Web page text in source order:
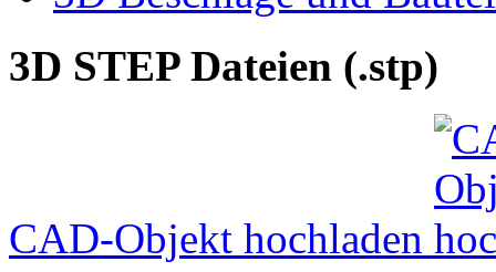
3D STEP Dateien (.stp)
CAD-Objekt hochladen